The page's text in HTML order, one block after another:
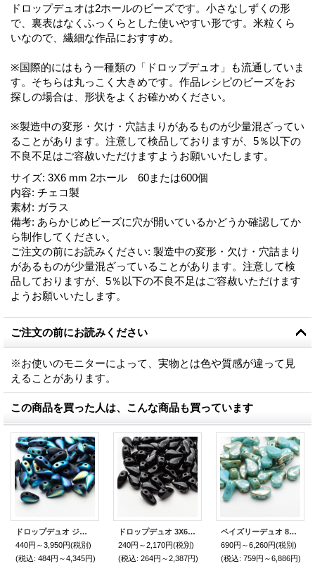
ドロップデュオは2ホールのビーズです。小さなしずくの形
で、裏表はなくふっくらとした使いやすい形です。米粒くら
いなので、繊細な作品におすすめ。
※国際的にはもう一種類の「ドロップデュオ」も流通していま
す。そちらは丸っこく大きめです。作品レシピのビーズをお
探しの場合は、形状をよくお確かめください。
※製造中の変形・欠け・穴詰まりがあるものが少量混ざってい
ることがあります。注意して検品しておりますが、5％以下の
不良不足はご容赦いただけますようお願いいたします。
サイズ: 3X6 mm 2ホール 60または600個
内容: チェコ製
素材: ガラス
備考: あらかじめビーズに穴が開いているかどうか確認してか
ら制作してください。
ご注文の前にお読みください: 製造中の変形・欠け・穴詰まり
があるものが少量混ざっていることがあります。注意して検
品しておりますが、5％以下の不良不足はご容赦いただけます
ようお願いいたします。
ご注文の前にお読みください
※お使いのモニターによって、実物とは色や質感が違って見
えることがあります。
この商品を買った人は、こんな商品も買っています
ドロップデュオ ジェットフルABマット（60/600個）Bead Art 34号 松本麻紀子さん作品 使用ビーズ
440円～3,950円(税別)
(税込: 484円～4,345円)
ドロップデュオ 3X6mm ジェット（60/600個）
240円～2,170円(税別)
(税込: 264円～2,387円)
ペイズリーデュオ 8x5mm ターコイズブルーレンブラント（10/100g）Bead Art 34号 P.41使用ビーズ
690円～6,260円(税別)
(税込: 759円～6,886円)